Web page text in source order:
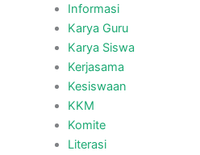
Informasi
Karya Guru
Karya Siswa
Kerjasama
Kesiswaan
KKM
Komite
Literasi